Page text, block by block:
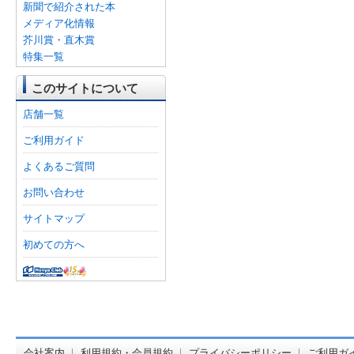
新聞で紹介された本
メディア化情報
芥川賞・直木賞
特集一覧
このサイトについて
店舗一覧
ご利用ガイド
よくあるご質問
お問い合わせ
サイトマップ
初めての方へ